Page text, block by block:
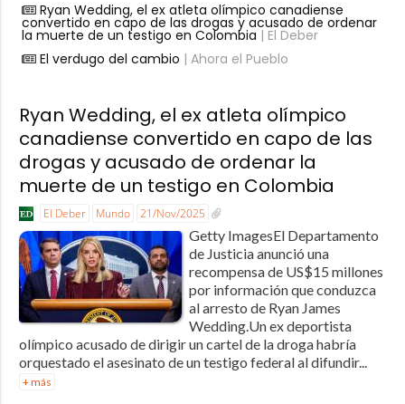
Ryan Wedding, el ex atleta olímpico canadiense
convertido en capo de las drogas y acusado de ordenar
la muerte de un testigo en Colombia | El Deber
El verdugo del cambio | Ahora el Pueblo
Ryan Wedding, el ex atleta olímpico
canadiense convertido en capo de las
drogas y acusado de ordenar la
muerte de un testigo en Colombia
El Deber Mundo 21/Nov/2025
Getty ImagesEl Departamento
de Justicia anunció una
recompensa de US$15 millones
por información que conduzca
al arresto de Ryan James
Wedding.Un ex deportista
olímpico acusado de dirigir un cartel de la droga habría
orquestado el asesinato de un testigo federal al difundir...
+ más